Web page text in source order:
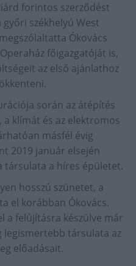
forintos szerződést
székhelyú West
Ókovács
főigazgatóját is,
az első ajánlathoz
során az átépítés
klímát és az elektromos
másfél évig
2019 január elsején
társulata a híres épületet.
hosszú szünetet, a
el korábban Ókovács.
a felújításra készülve már
legismertebb társulata az
előadásait.